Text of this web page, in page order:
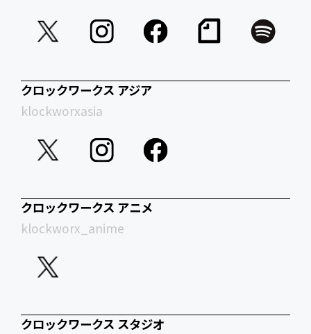
クロックワークス アジア
klockworxasia
クロックワークス アニメ
klockworx_anime
クロックワークス スタジオ